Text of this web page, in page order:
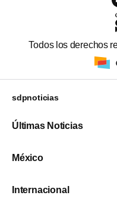
Todos los derechos
sdpnoticias
Últimas Noticias
México
Internacional